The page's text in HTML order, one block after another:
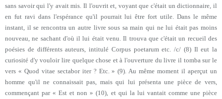
sans savoir qui l'y avait mis. Il l'ouvrit et, voyant que c'était un dictionnaire, il
en fut ravi dans l'espérance qu'il pourrait lui être fort utile. Dans le même
instant, il se rencontra un autre livre sous sa main qui ne lui était pas moins
nouveau, ne sachant d'où il lui était venu. Il trouva que c'était un recueil des
poésies de différents auteurs, intitulé Corpus poetarum etc. /c/ (8) Il eut la
curiosité d'y vouloir lire quelque chose et à l'ouverture du livre il tomba sur le
vers « Quod vitae sectabor iter ? Etc. » (9). Au même moment il aperçut un
homme qu'il ne connaissait pas, mais qui lui présenta une pièce de vers,
commençant par « Est et non » (10), et qui la lui vantait comme une pièce